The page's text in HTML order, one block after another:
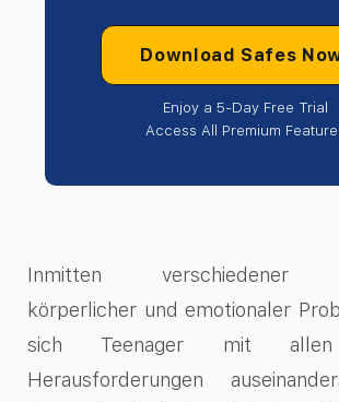
Download Safes
Enjoy a 5-Day Free Trial
Access All Premium
Inmitten verschiedener
körperlicher und emotionaler
sich Teenager mit allen
Herausforderungen